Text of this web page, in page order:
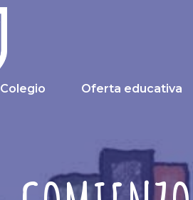
Colegio Oferta educativa